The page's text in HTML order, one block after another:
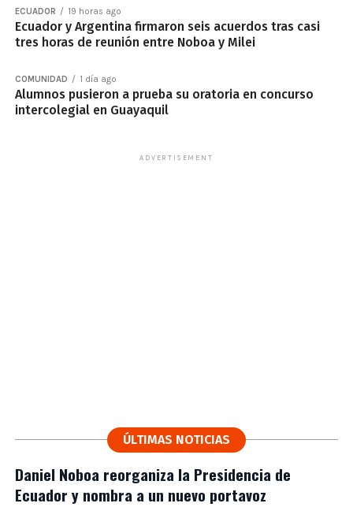
ECUADOR 19 horas ago
Ecuador y Argentina firmaron seis acuerdos tras casi
tres horas de reunión entre Noboa y Milei
COMUNIDAD 1 día ago
Alumnos pusieron a prueba su oratoria en concurso
intercolegial en Guayaquil
ADVERTISEMENT
ÚLTIMAS NOTICIAS
Daniel Noboa reorganiza la Presidencia de
Ecuador y nombra a un nuevo portavoz